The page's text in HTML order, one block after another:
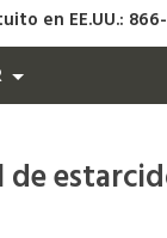
en EE.UU.: